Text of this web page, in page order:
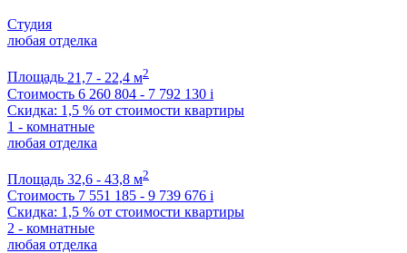
Студия
любая отделка
Площадь 21,7 - 22,4 м2
Стоимость 6 260 804 - 7 792 130 i
Скидка: 1,5 % от стоимости квартиры
1 - комнатные
любая отделка
Площадь 32,6 - 43,8 м2
Стоимость 7 551 185 - 9 739 676 i
Скидка: 1,5 % от стоимости квартиры
2 - комнатные
любая отделка